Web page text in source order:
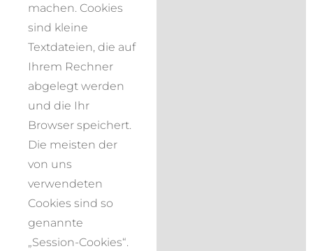
machen. Cookies
sind kleine
Textdateien, die auf
Ihrem Rechner
abgelegt werden
und die Ihr
Browser speichert.
Die meisten der
von uns
verwendeten
Cookies sind so
genannte
„Session-Cookies“.